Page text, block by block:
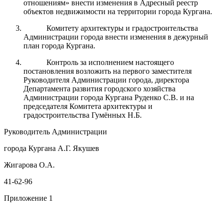
отношениям» внести изменения в Адресный реестр
объектов недвижимости на территории города Кургана.
Комитету архитектуры и градостроительства
Администрации города внести изменения в дежурный
план города Кургана.
Контроль за исполнением настоящего
постановления возложить на первого заместителя
Руководителя Администрации города, директора
Департамента развития городского хозяйства
Администрации города Кургана Руденко С.В. и на
председателя Комитета архитектуры и
градостроительства Гумённых Н.Б.
Руководитель Администрации
города Кургана А.Г. Якушев
Жигарова О.А.
41-62-96
Приложение 1